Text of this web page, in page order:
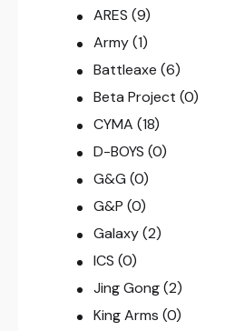
ARES (9)
Army (1)
Battleaxe (6)
Beta Project (0)
CYMA (18)
D-BOYS (0)
G&G (0)
G&P (0)
Galaxy (2)
ICS (0)
Jing Gong (2)
King Arms (0)